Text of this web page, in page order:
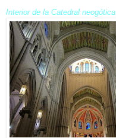
Interior de la Catedral neogótica